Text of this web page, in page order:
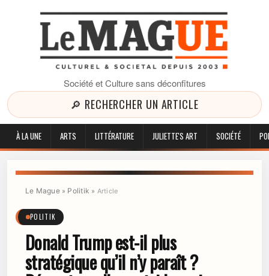
Société et Culture sans déconfitures
🔎 RECHERCHER UN ARTICLE
À LA UNE ARTS LITTÉRATURE JULIETTE'S ART SOCIÉTÉ
Le Mague» Politik » Article
POLITIK
Donald Trump est-il plus
stratégique qu’il n’y paraît ?